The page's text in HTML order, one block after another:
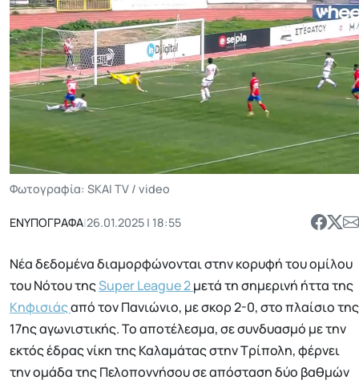
Φωτογραφία: SKAI TV / video
ΕΝΥΠΟΓΡΑΦΑ|26.01.2025 | 18:55
Νέα δεδομένα διαμορφώνονται στην κορυφή του ομίλου
του Νότου τηςSuper League 2μετά τη σημερινή ήττα της
Κηφισιάςαπό τον Πανιώνιο, με σκορ 2-0, στο πλαίσιο της
17ης αγωνιστικής. Το αποτέλεσμα, σε συνδυασμό με την
εκτός έδρας νίκη της Καλαμάτας στην Τρίπολη, φέρνει
την ομάδα της Πελοποννήσου σε απόσταση δύο βαθμών